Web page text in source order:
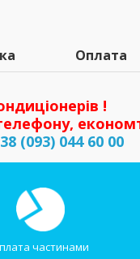
Оплата
!
(093) 044 60 00
частинами